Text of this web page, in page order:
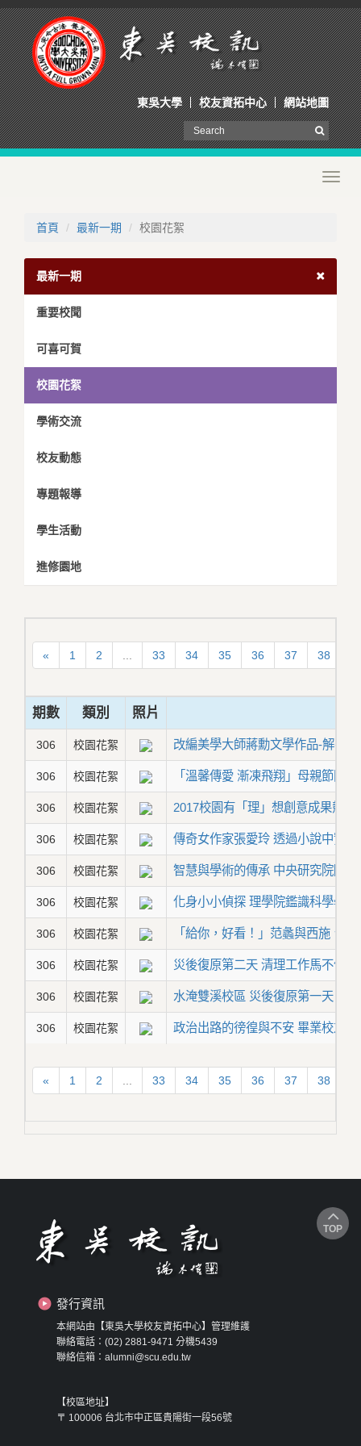
東吳大學 校友資拓中心 網站地圖
首頁 最新一期 校園花絮
最新一期
重要校聞
可喜可賀
校園花絮
學術交流
校友動態
專題報導
學生活動
進修園地
« 1 2 33 34 35 36 37 38
期數 類別 照片
306 校園花絮 改編美學大師蔣勳文學作品-解密
306 校園花絮 「溫馨傳愛 漸凍飛翔」母親節關
306 校園花絮 2017校園有「理」想創意成果競
306 校園花絮 傳奇女作家張愛玲 透過小說中實現
306 校園花絮 智慧與學術的傳承 中央研究院陶
306 校園花絮 化身小小偵探 理學院鑑識科學學
306 校園花絮 「給你，好看！」范蠡與西施 台
306 校園花絮 災後復原第二天 清理工作馬不停蹄
306 校園花絮 水淹雙溪校區 災後復原第一天
306 校園花絮 政治出路的徬徨與不安 畢業校友來
« 1 2 33 34 35 36 37 38
發行資訊
本網站由【東吳大學校友資拓中心】管理維護
聯絡電話：(02) 2881-9471 分機5439
聯絡信箱：alumni@scu.edu.tw
【校區地址】
〒 100006 台北市中正區貴陽街一段56號
TOP